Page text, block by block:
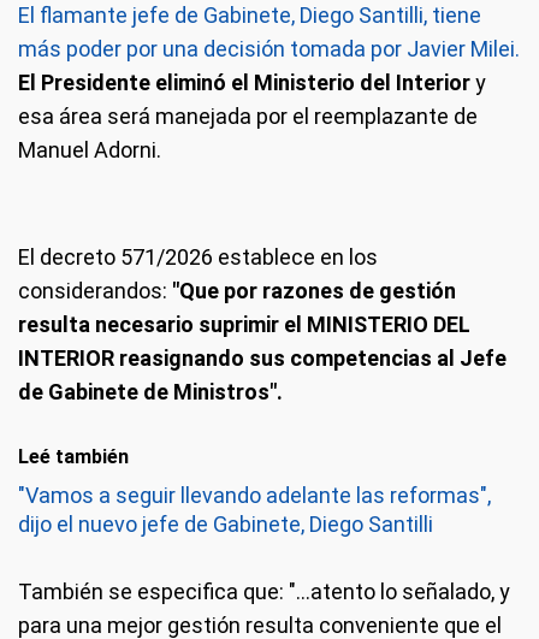
El flamante jefe de Gabinete, Diego Santilli, tiene
más poder por una decisión tomada por Javier Milei.
El Presidente eliminó el Ministerio del Interiory
esa área será manejada por el reemplazante de
Manuel Adorni.
El decreto 571/2026 establece en los
considerandos: "Que por razones de gestión
resulta necesario suprimir el MINISTERIO DEL
INTERIOR reasignando sus competencias al Jefe
de Gabinete de Ministros".
Leé también
"Vamos a seguir llevando adelante las reformas",
dijo el nuevo jefe de Gabinete, Diego Santilli
También se especifica que: "...atento lo señalado, y
para una mejor gestión resulta conveniente que el